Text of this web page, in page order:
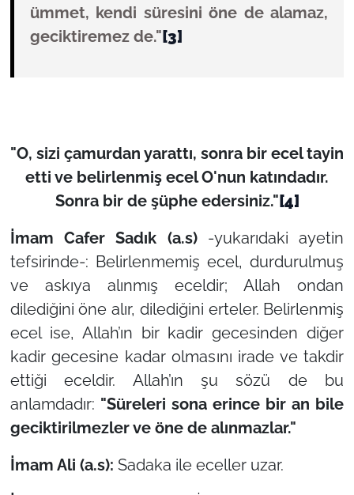
ümmet, kendi süresini öne de alamaz,
geciktiremez de."[3]
"O, sizi çamurdan yarattı, sonra bir ecel tayin
etti ve belirlenmiş ecel O'nun katındadır.
Sonra bir de şüphe edersiniz."[4]
İmam Cafer Sadık (a.s) -yukarıdaki ayetin
tefsirinde-: Belirlenmemiş ecel, durdurulmuş
ve askıya alınmış eceldir; Allah ondan
dilediğini öne alır, dilediğini erteler. Belirlenmiş
ecel ise, Allah’ın bir kadir gecesinden diğer
kadir gecesine kadar olmasını irade ve takdir
ettiği eceldir. Allah’ın şu sözü de bu
anlamdadır: "Süreleri sona erince bir an bile
geciktirilmezler ve öne de alınmazlar."
İmam Ali (a.s): Sadaka ile eceller uzar.